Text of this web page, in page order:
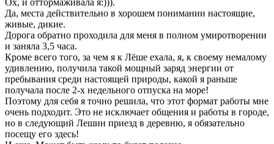
Да, места действительно в хорошем понимании настоящие,
живые, дикие.
Дорога обратно проходила для меня в полном умиротворении
и заняла 3,5 часа.
Кроме всего того, за чем я к Лёше ехала, я, к своему немалому
удивлению, получила такой мощный заряд энергии от
пребывания среди настоящей природы, какой я раньше
получала после 2-х недельного отпуска на море!
Поэтому для себя я точно решила, что этот формат работы мне
очень подходит. Это не исключает общения и работы в городе,
но в следующий Лешин приезд в деревню, я обязательно
посещу его здесь!